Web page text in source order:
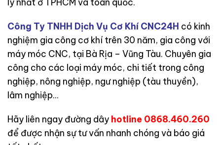
lý nhất ở TPHCM và toàn quốc.
Công Ty TNHH Dịch Vụ Cơ Khí CNC24H có kinh
nghiệm gia công cơ khí trên 30 năm, gia công với
máy móc CNC, tại Bà Rịa – Vũng Tàu. Chuyên gia
công cho các loại máy móc, chi tiết trong công
nghiệp, nông nghiệp, ngư nghiệp (tàu thuyền),
lâm nghiệp…
Hãy liên ngay đường dây hotline 0868.460.260
để được nhận sự tư vấn nhanh chóng và báo giá